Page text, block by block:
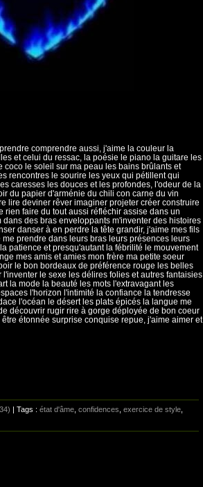
comprendre aussi, j'aime la couleur la
et celui du ressac, la poésie le piano la guitare les
coco le soleil sur ma peau les bains brûlants et
rencontres le sourire les yeux qui pétillent qui
caresses les douces et les profondes, l'odeur de la
du papier d'arménie du chili con carne du vin
lire deviner rêver imaginer projeter créer construire
rien faire du tout aussi réfléchir assise dans un
des bras enveloppants m'inventer des histoires
danser à en perdre la tête grandir, j'aime mes fils
prendre dans leurs bras leurs présences leurs
patience et presqu'autant la fébrilité le mouvement
mes amis et amies mon frère ma petite soeur
le bon bordeaux de préférence rouge les belles
le sexe les délires folies et autres fantaisies
la mode la beauté les mots l'extravagant les
l'horizon l'intimité la confiance la tendresse
l'océan le désert les plats épicés la langue me
découvrir rugir rire à gorge déployée de bon coeur
étonnée surprise conquise repue, j'aime aimer et
| Tags : état d'âme, confidences, exercice de style,